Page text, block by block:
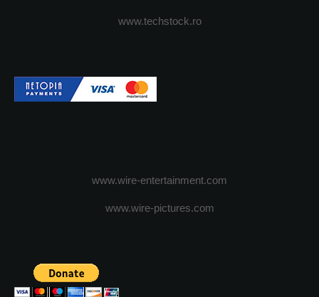
www.techstock.ro
www.wire-entertainment.com
www.wire-pictures.com